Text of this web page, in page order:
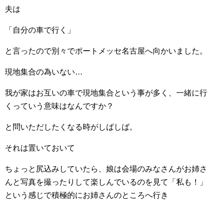
夫は
「自分の車で行く」
と言ったので別々でポートメッセ名古屋へ向かいました。
現地集合の為いない…
我が家はお互いの車で現地集合という事が多く、一緒に行
くっていう意味はなんですか？
と問いただしたくなる時がしばしば。
それは置いておいて
ちょっと尻込みしていたら、娘は会場のみなさんがお姉さ
んと写真を撮ったりして楽しんでいるのを見て「私も！」
という感じで積極的にお姉さんのところへ行き